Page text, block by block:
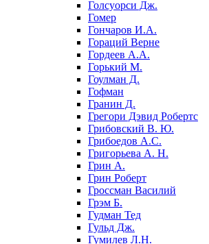
Голсуорси Дж.
Гомер
Гончаров И.А.
Гораций Верне
Гордеев А.А.
Горький М.
Гоулман Д.
Гофман
Гранин Д.
Грегори Дэвид Робертс
Грибовский В. Ю.
Грибоедов А.С.
Григорьева А. Н.
Грин А.
Грин Роберт
Гроссман Василий
Грэм Б.
Гудман Тед
Гульд Дж.
Гумилев Л.Н.